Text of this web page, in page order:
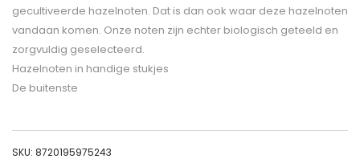
gecultiveerde hazelnoten. Dat is dan ook waar deze hazelnoten
vandaan komen. Onze noten zijn echter biologisch geteeld en
zorgvuldig geselecteerd.
Hazelnoten in handige stukjes
De buitenste
SKU: 8720195975243